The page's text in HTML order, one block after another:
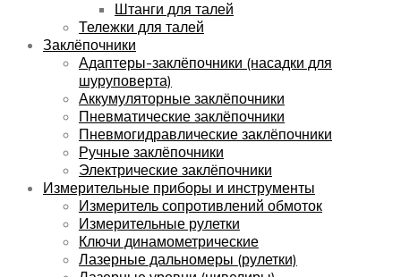
Штанги для талей
Тележки для талей
Заклёпочники
Адаптеры-заклёпочники (насадки для
шуруповерта)
Аккумуляторные заклёпочники
Пневматические заклёпочники
Пневмогидравлические заклёпочники
Ручные заклёпочники
Электрические заклёпочники
Измерительные приборы и инструменты
Измеритель сопротивлений обмоток
Измерительные рулетки
Ключи динамометрические
Лазерные дальномеры (рулетки)